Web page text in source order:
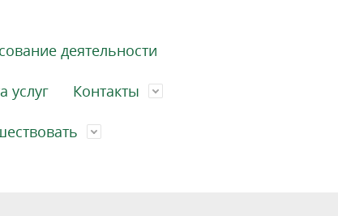
деятельности
услуг Контакты